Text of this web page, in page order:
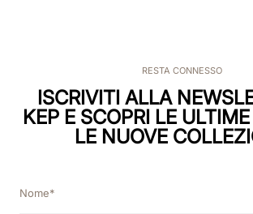
RESTA CONNESSO
ISCRIVITI ALLA
KEP E SCOPRI LE
LE NUOVE